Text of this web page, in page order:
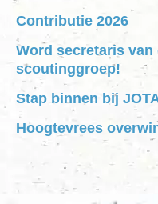
Contributie 2026
Word secretaris
scoutinggroep!
Stap binnen bij
Hoogtevrees